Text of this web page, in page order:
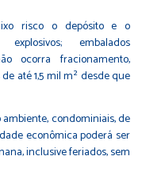
risco o depósito e o
embalados
ocorra fracionamento,
até 1,5 mil m² desde que
condominiais, de
econômica poderá ser
inclusive feriados, sem